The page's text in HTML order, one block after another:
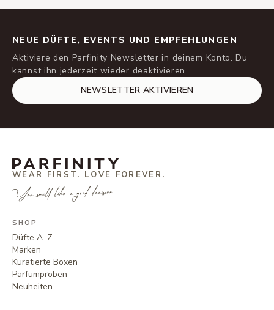
NEUE DÜFTE, EVENTS UND EMPFEHLUNGEN
Aktiviere den Parfinity Newsletter in deinem Konto. Du
kannst ihn jederzeit wieder deaktivieren.
NEWSLETTER AKTIVIEREN
WEAR FIRST. LOVE FOREVER.
You smell like a good decision.
SHOP
Düfte A–Z
Marken
Kuratierte Boxen
Parfumproben
Neuheiten